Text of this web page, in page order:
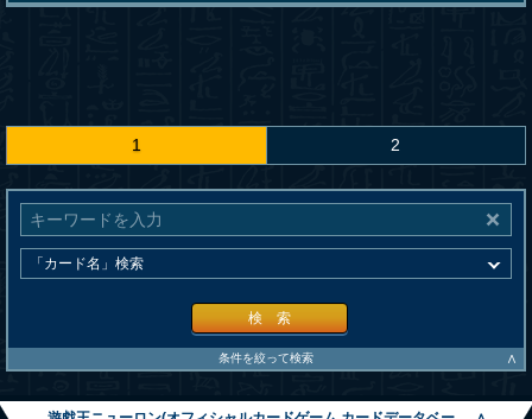
1 2
検 索
条件を絞って検索 ∧